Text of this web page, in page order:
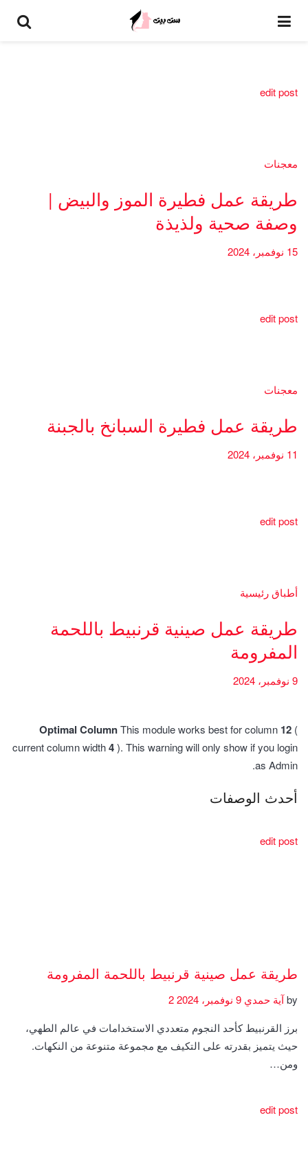
edit post
معجنات
طريقة عمل فطيرة الموز والبيض |
وصفة صحية ولذيذة
15 نوفمبر، 2024
edit post
معجنات
طريقة عمل فطيرة السبانخ بالجبنة
11 نوفمبر، 2024
edit post
أطباق رئيسية
طريقة عمل صينية قرنبيط باللحمة
المفرومة
9 نوفمبر، 2024
Optimal ColumnThis module works best for column 12 (
current column width4). This warning will only show if you login
as Admin.
أحدث الوصفات
edit post
طريقة عمل صينية قرنبيط باللحمة المفرومة
byآية حمدي
برز القرنبيط كأحد النجوم متعددي الاستخدامات في عالم الطهي،
حيث يتميز بقدرته على التكيف مع مجموعة متنوعة من النكهات.
ومن…
edit post